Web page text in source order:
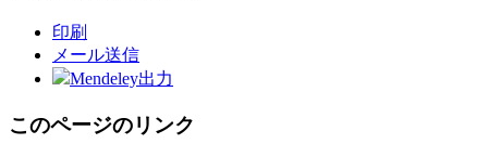
印刷
メール送信
Mendeley出力
このページのリンク